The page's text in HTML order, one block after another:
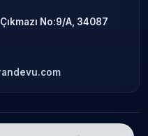
No:9/A, 34087